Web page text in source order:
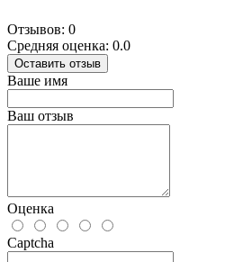
Отзывов: 0
Средняя оценка: 0.0
Оставить отзыв
Ваше имя
Ваш отзыв
Оценка
Captcha